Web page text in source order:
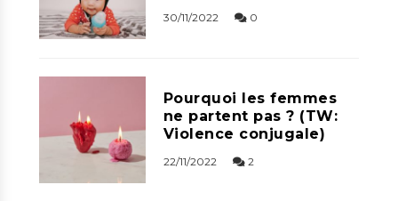
30/11/2022 0
Pourquoi les femmes
ne partent pas ? (TW:
Violence conjugale)
22/11/2022 2